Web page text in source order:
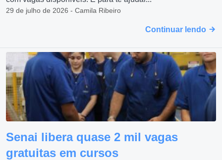
29 de julho de 2026 - Camila Ribeiro
Continuar lendo
Senai libera quase 2 mil vagas
gratuitas em cursos